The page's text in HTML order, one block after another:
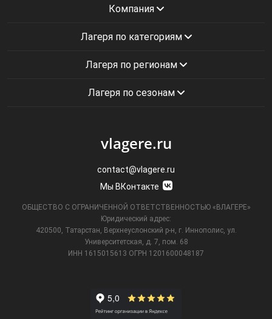
Компания
Лагеря по категориям
Лагеря по регионам
Лагеря по сезонам
vlagere.ru
contact@vlagere.ru
Мы ВКонтакте
ОБЩЕСТВО С ОГРАНИЧЕННОЙ ОТВЕТСТВЕННОСТЬЮ «ВЛАГЕРЕ»
Юридический адрес:
420500, Татарстан, Верхнеуслонский р-н, г. Иннополис, ул.
Университетская,
д. 7, пом. 68
ИНН 1615015613 ОГРН 1201600048187